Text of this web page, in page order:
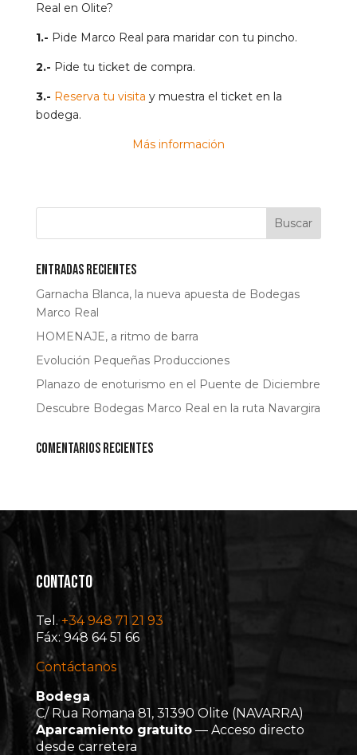
Real en Olite?
1.- Pide Marco Real para maridar con tu pincho.
2.- Pide tu ticket de compra.
3.- Reserva tu visita y muestra el ticket en la
bodega.
Más información
Entradas recientes
Garnacha Blanca, la nueva apuesta de Bodegas
Marco Real
HOMENAJE, a ritmo de barra
Evolución Pequeñas Producciones
Planazo de enoturismo en el Puente de Diciembre
Descubre Bodegas Marco Real en la ruta Navargira
Comentarios recientes
CONTACTO
Tel.+34 948 71 21 93
Fáx: 948 64 51 66
Contáctanos
Bodega
C/ Rua Romana 81, 31390 Olite (NAVARRA)
Aparcamiento gratuito— Acceso directo
desde carretera